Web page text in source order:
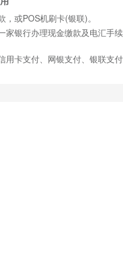
或POS机刷卡(银联)。
家银行办理现金缴款及电汇手
卡支付、网银支付、银联支付